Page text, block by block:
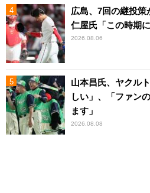
広島、7回の継投
仁屋氏「この時期
2026.08.06
山本昌氏、ヤクル
しい」、「ファン
ます」
2026.08.08